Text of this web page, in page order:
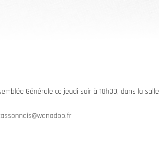
Générale ce jeudi soir à 18h30, dans la salle